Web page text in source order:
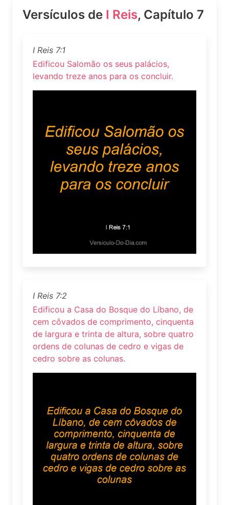
Versículos de I Reis, Capítulo 7
I Reis 7:1
Edificou Salomão os seus palácios,
levando treze anos para os concluir.
I Reis 7:2
Edificou a Casa do Bosque do Líbano, de
cem côvados de comprimento, cinquenta
de largura e trinta de altura, sobre quatro
ordens de colunas de cedro e vigas de
cedro sobre as colunas.